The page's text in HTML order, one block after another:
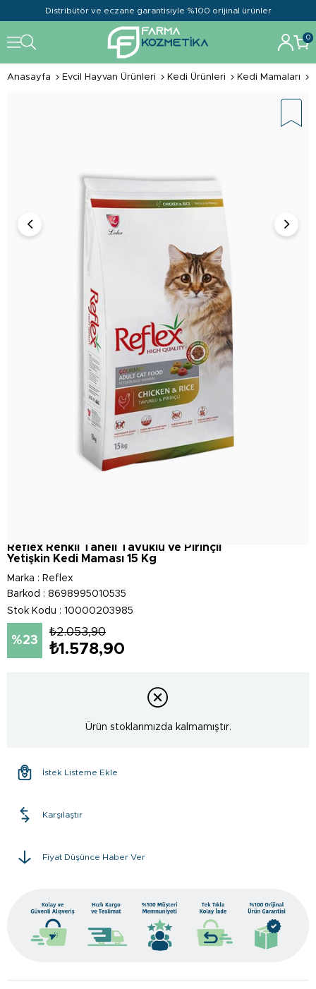
Distribütör ve eczane garantisiyle %100 orijinal ürünler
0
Anasayfa Evcil Hayvan Ürünleri Kedi Ürünleri Kedi Mamaları
Reflex Renkli Taneli Tavuklu ve Pirinçli
Yetişkin Kedi Maması 15 Kg
Marka : Reflex
Barkod : 8698995010535
Stok Kodu
10000203985
23
₺2.053,90
₺1.578,90
Ürün stoklarımızda kalmamıştır.
İstek Listeme Ekle
Karşılaştır
Fiyat Düşünce Haber Ver